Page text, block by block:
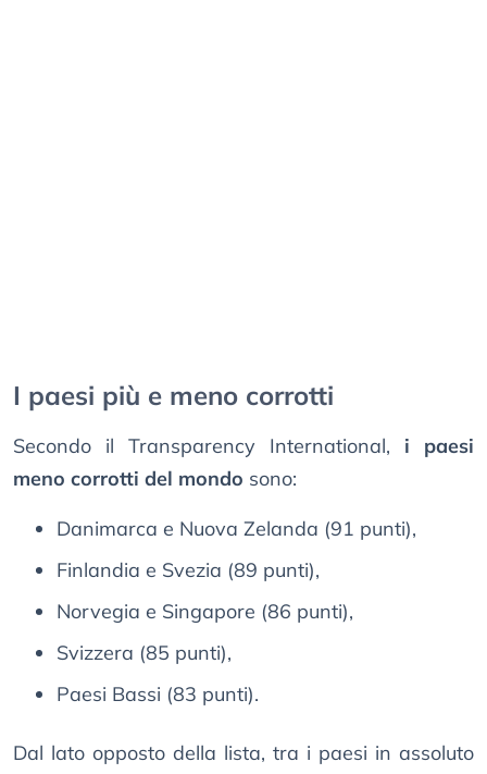
I paesi più e meno corrotti
Secondo il Transparency International, i paesi
meno corrotti del mondo sono:
Danimarca e Nuova Zelanda (91 punti),
Finlandia e Svezia (89 punti),
Norvegia e Singapore (86 punti),
Svizzera (85 punti),
Paesi Bassi (83 punti).
Dal lato opposto della lista, tra i paesi in assoluto